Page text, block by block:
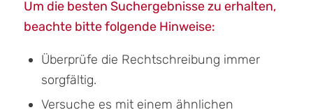
Um die besten Suchergebnisse zu erhalten,
beachte bitte folgende Hinweise:
Überprüfe die Rechtschreibung immer
sorgfältig.
Versuche es mit einem ähnlichen